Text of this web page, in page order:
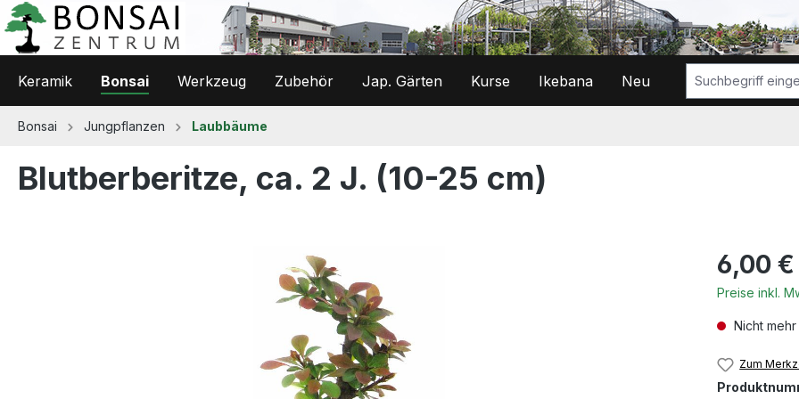
Hauptinhalt springen
Zur Suche springen
Zur Hauptnavigation springen
Keramik Bonsai Werkzeug Zubehör Jap. Gärten Kurse Ikebana Neu
Bonsai Jungpflanzen Laubbäume
Blutberberitze, ca. 2 J. (10-25 cm)
Regulärer
6,00 €
Preise inkl.
Nicht
Zum